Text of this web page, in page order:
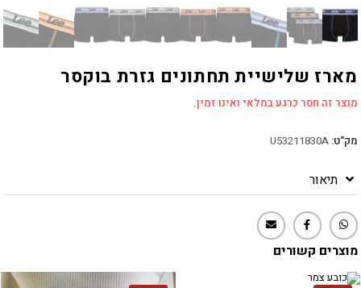
מארז שלישיית תחתונים גזרת בוקסר
מוצר זה חסר כרגע במלאי ואינו זמין.
מק"ט:U53211830A
תיאור
מוצרים קשורים